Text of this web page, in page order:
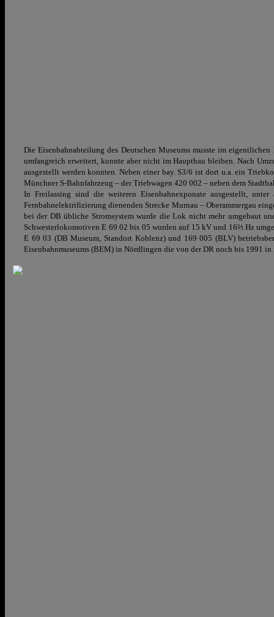
Die Eisenbahnabteilung des Deutschen Museums musste im
umfangreich erweitert, konnte aber nicht im Hauptbau bleiben. Nach
ausgestellt werden konnten. Neben einer bay. S3/6 ist dort u.a. ein
Münchner S-Bahnfahrzeug – der Triebwagen 420 002 – neben dem
In Freilassing sind die weiteren Eisenbahnexponate ausgestellt,
Fernbahnelektrifizierung dienenden Strecke Murnau – Oberammergau
bei der DB übliche Stromsystem wurde die Lok nicht mehr umgebaut
Schwesterlokomotiven E 69 02 bis 05 wurden auf 15 kV und 16⅔ Hz
E 69 03 (DB Museum, Standort Koblenz) und 169 005 (BLV)
Eisenbahnmuseums (BEM) in Nördlingen die von der DR noch bis 1991